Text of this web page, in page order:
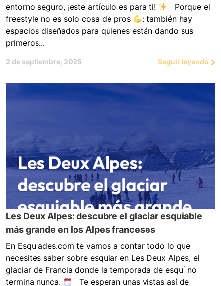
entorno seguro, ¡este artículo es para ti!
Porque el
freestyle no es solo cosa de pros
: también hay
espacios diseñados para quienes están dando sus
primeros...
2 de septiembre, 2025 Seguir leyendo
Les Deux Alpes: descubre el glaciar esquiable
más grande en los Alpes franceses
En Esquiades.com te vamos a contar todo lo que
necesites saber sobre esquiar en Les Deux Alpes, el
glaciar de Francia donde la temporada de esquí no
termina nunca.
Te esperan unas vistas así de